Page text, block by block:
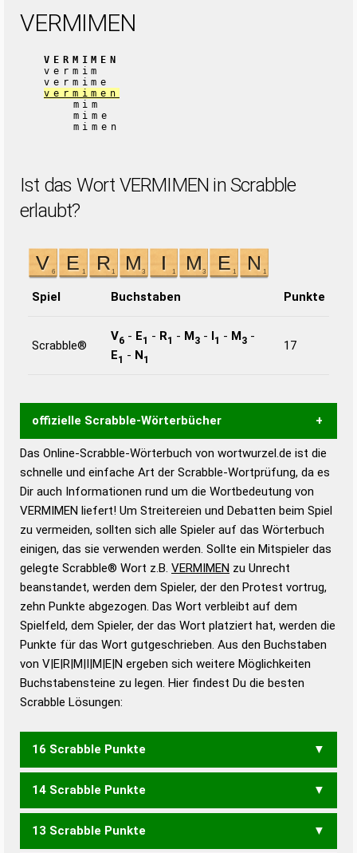
VERMIMEN
VERMIMEN
vermim
vermime
vermimen
mim
mime
mimen
Ist das Wort VERMIMEN in Scrabble
erlaubt?
Spiel Buchstaben Punkte
Scrabble®
V6 - E1 - R1 - M3 - I1 - M3 -
E1 - N1
17
offizielle Scrabble-Wörterbücher
Wortwurzel liefert mit Hilfe eines semantischen
Wortanalyse-Algorithmus gute Anhaltspunkte zu
Wortbedeutung, Worttrennung und Wortform, um die
Gültigkeit eines Wortes für das Scrabble-Spiel zu
bestimmen!
zugelassene Turnier Scrabble-
Wörterbücher sind:
Duden – Standardwerk in 12 Bänden
Duden – Richtiges und gutes
Deutsch
Duden – Die deutsche Grammatik
Duden – Deutsches
Das Online-Scrabble-Wörterbuch von wortwurzel.de ist die
schnelle und einfache Art der Scrabble-Wortprüfung, da es
Dir auch Informationen rund um die Wortbedeutung von
VERMIMEN liefert! Um Streitereien und Debatten beim Spiel
zu vermeiden, sollten sich alle Spieler auf das Wörterbuch
einigen, das sie verwenden werden. Sollte ein Mitspieler das
gelegte Scrabble® Wort z.B. VERMIMEN zu Unrecht
beanstandet, werden dem Spieler, der den Protest vortrug,
zehn Punkte abgezogen. Das Wort verbleibt auf dem
Spielfeld, dem Spieler, der das Wort platziert hat, werden die
Punkte für das Wort gutgeschrieben. Aus den Buchstaben
von V|E|R|M|I|M|E|N ergeben sich weitere Möglichkeiten
Buchstabensteine zu legen. Hier findest Du die besten
Scrabble Lösungen:
16 Scrabble Punkte
VERNIMM
14 Scrabble Punkte
VERMEIN VERMINE
13 Scrabble Punkte